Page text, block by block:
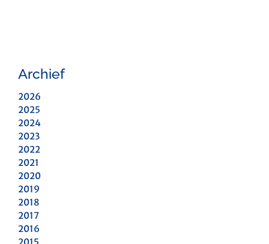
Archief
2026
2025
2024
2023
2022
2021
2020
2019
2018
2017
2016